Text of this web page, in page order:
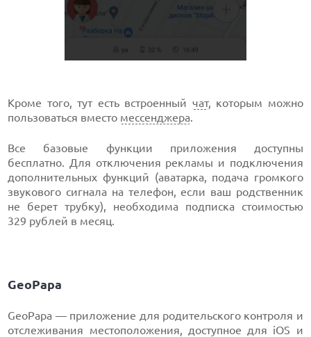
Кроме того, тут есть встроенный чат, которым можно
пользоваться вместо мессенджера.
Все базовые функции приложения доступны
бесплатно. Для отключения рекламы и подключения
дополнительных функций (аватарка, подача громкого
звукового сигнала на телефон, если ваш родственник
не берет трубку), необходима подписка стоимостью
329 рублей в месяц.
GeoPapa
GeoPapa — приложение для родительского контроля и
отслеживания местоположения, доступное для iOS и